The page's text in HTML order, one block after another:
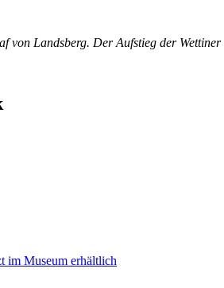
Landsberg. Der Aufstieg der
im Museum erhältlich